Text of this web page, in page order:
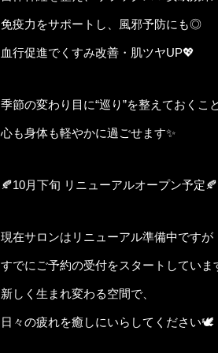
免疫力をサポートし、風邪予防にも◎
血行促進でくすみ改善・肌ツヤUP💖
季節の変わり目に“巡り”を整えておくこ
心も身体も軽やかに過ごせます✨
🍂10月下旬 リニューアルオープン予定🍂
現在サロンはリニューアル準備中ですが
すでにご予約の受付をスタートしていま
新しく生まれ変わる空間で、
日々の疲れを癒しにいらしてください🕊